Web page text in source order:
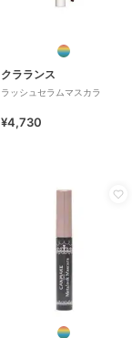
クラランス
ラッシュセラムマスカラ
¥4,730